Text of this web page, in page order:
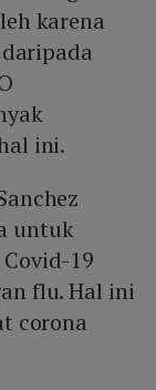
karena
ini.
untuk
19
flu. Hal ini
corona